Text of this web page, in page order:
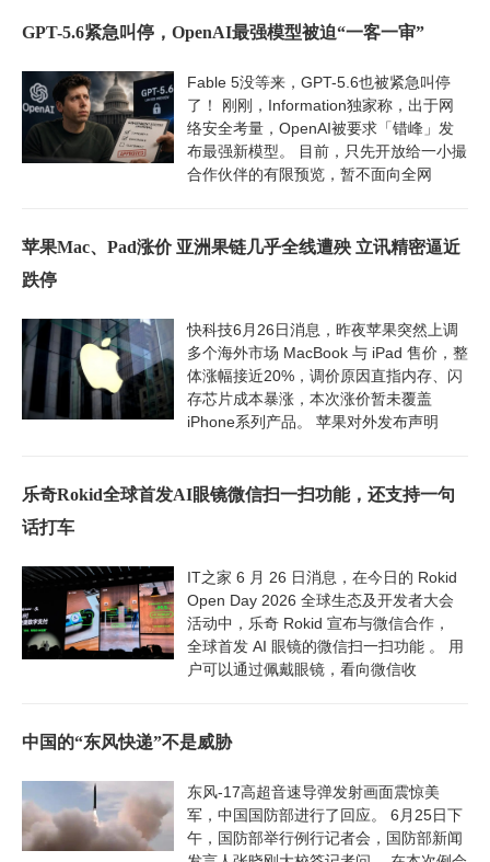
GPT-5.6紧急叫停，OpenAI最强模型被迫“一客一审”
Fable 5没等来，GPT-5.6也被紧急叫停
了！ 刚刚，Information独家称，出于网
络安全考量，OpenAI被要求「错峰」发
布最强新模型。 目前，只先开放给一小撮
合作伙伴的有限预览，暂不面向全网
苹果Mac、Pad涨价 亚洲果链几乎全线遭殃 立讯精密逼近
跌停
快科技6月26日消息，昨夜苹果突然上调
多个海外市场 MacBook 与 iPad 售价，整
体涨幅接近20%，调价原因直指内存、闪
存芯片成本暴涨，本次涨价暂未覆盖
iPhone系列产品。 苹果对外发布声明
乐奇Rokid全球首发AI眼镜微信扫一扫功能，还支持一句
话打车
IT之家 6 月 26 日消息，在今日的 Rokid
Open Day 2026 全球生态及开发者大会
活动中，乐奇 Rokid 宣布与微信合作，
全球首发 AI 眼镜的微信扫一扫功能 。 用
户可以通过佩戴眼镜，看向微信收
中国的“东风快递”不是威胁
东风-17高超音速导弹发射画面震惊美
军，中国国防部进行了回应。 6月25日下
午，国防部举行例行记者会，国防部新闻